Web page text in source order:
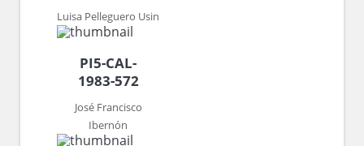
Luisa Pelleguero Usin
PI5-CAL-
1983-572
José Francisco
Ibernón